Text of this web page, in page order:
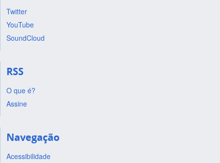
Twitter
YouTube
SoundCloud
RSS
O que é?
Assine
Navegação
Acessibilidade